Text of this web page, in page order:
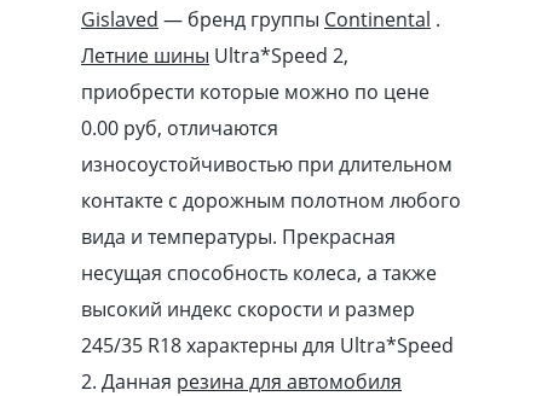
Gislaved — бренд группы Continental .
Летние шины Ultra*Speed 2,
приобрести которые можно по цене
0.00 pуб, отличаются
износоустойчивостью при длительном
контакте с дорожным полотном любого
вида и температуры. Прекрасная
несущая способность колеса, а также
высокий индекс скорости и размер
245/35 R18 характерны для Ultra*Speed
2. Данная резина для автомобиля